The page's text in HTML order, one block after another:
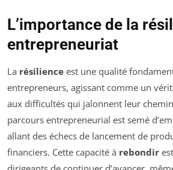
L’importance de la
entrepreneuriat
La résilience est une qualité
entrepreneurs, agissant comme un
aux difficultés qui jalonnent leur
parcours entrepreneurial est semé
allant des échecs de lancement de
financiers. Cette capacité à rebondir